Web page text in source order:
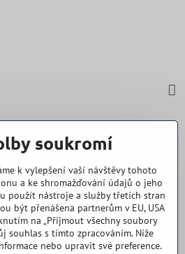
soukromí
k vylepšení vaší návštěvy tohoto
a ke shromažďování údajů o jeho
použít nástroje a služby třetích stran
být přenášena partnerům v EU, USA
na „Přijmout všechny soubory
souhlas s tímto zpracováním. Níže
nebo upravit své preference.